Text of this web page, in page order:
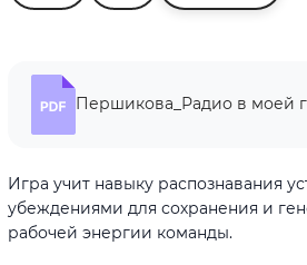
Першикова_Радио в моей
Игра учит навыку распознавания
убеждениями для сохранения и
рабочей энергии команды.